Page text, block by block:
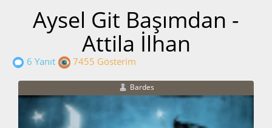
Aysel Git Başımdan -
Attila İlhan
6 Yanıt 7455 Gösterim
Bardes